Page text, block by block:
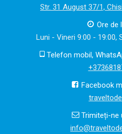
Str. 31 August 37/1,
Ore de
Luni - Vineri 9:00 - 19:00,
Telefon mobil,
Facebook
Trimiteți-ne